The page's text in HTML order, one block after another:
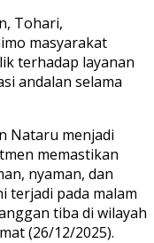
Tohari,
masyarakat
terhadap layanan
andalan selama
Nataru menjadi
memastikan
nyaman, dan
terjadi pada malam
tiba di wilayah
(26/12/2025).